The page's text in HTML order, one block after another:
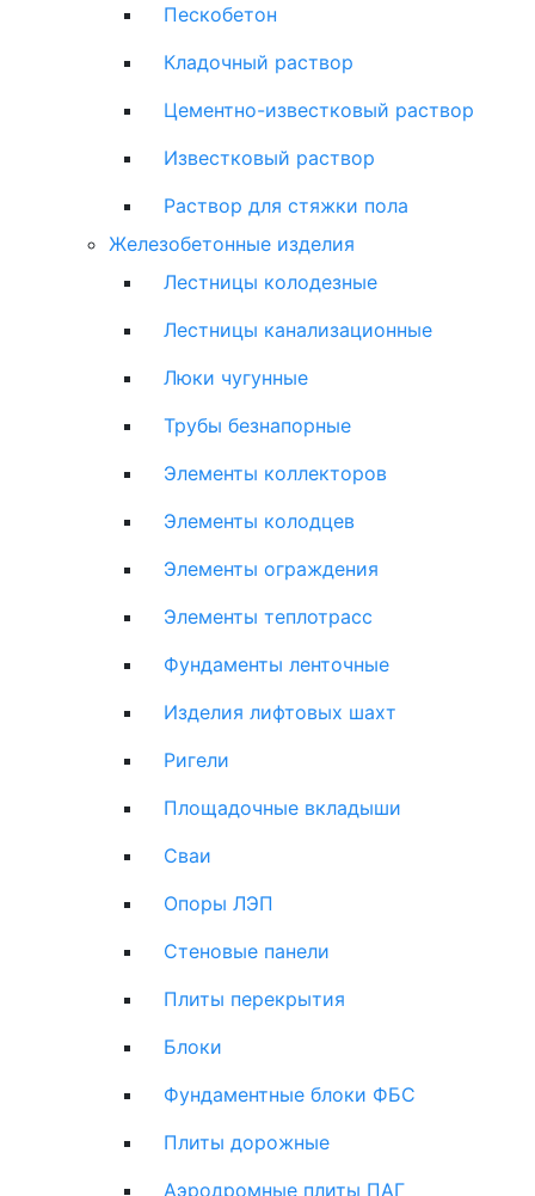
Пескобетон
Кладочный раствор
Цементно-известковый раствор
Известковый раствор
Раствор для стяжки пола
Железобетонные изделия
Лестницы колодезные
Лестницы канализационные
Люки чугунные
Трубы безнапорные
Элементы коллекторов
Элементы колодцев
Элементы ограждения
Элементы теплотрасс
Фундаменты ленточные
Изделия лифтовых шахт
Ригели
Площадочные вкладыши
Сваи
Опоры ЛЭП
Стеновые панели
Плиты перекрытия
Блоки
Фундаментные блоки ФБС
Плиты дорожные
Аэродромные плиты ПАГ